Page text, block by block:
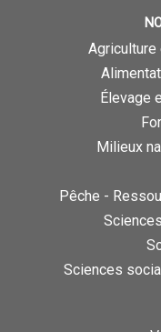
Élevage
Milieux
Pêche -
Sciences